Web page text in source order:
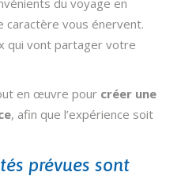
du voyage en
caractère vous énervent.
qui vont partager votre
en œuvre pour créer une
, afin que l’expérience soit
prévues sont